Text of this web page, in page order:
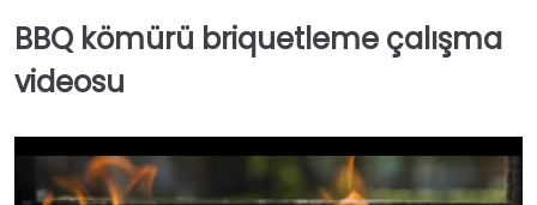
BBQ kömürü briquetleme çalışma
videosu